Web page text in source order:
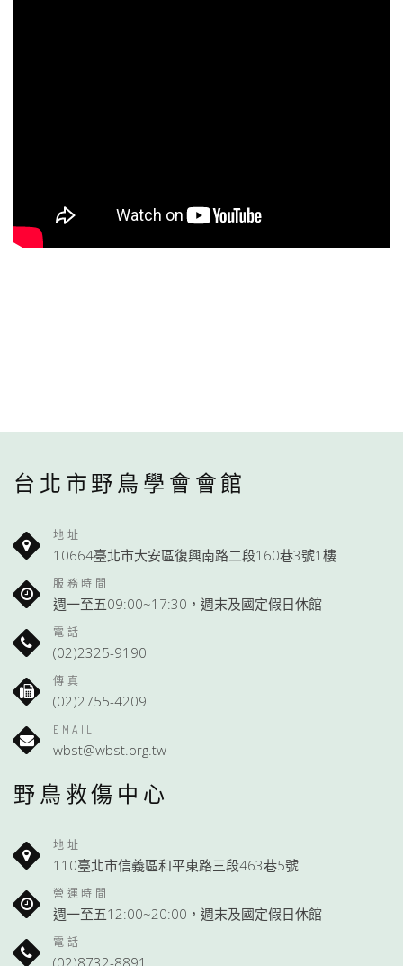
台北市野鳥學會會館
地址
10664臺北市大安區復興南路二段160巷3號1樓
服務時間
週一至五09:00~17:30，週末及國定假日休館
電話
(02)2325-9190
傳真
(02)2755-4209
EMAIL
wbst@wbst.org.tw
野鳥救傷中心
地址
110臺北市信義區和平東路三段463巷5號
營運時間
週一至五12:00~20:00，週末及國定假日休館
電話
(02)8732-8891